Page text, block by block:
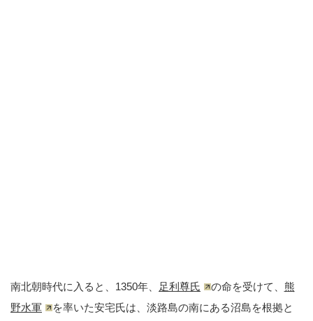
南北朝時代に入ると、1350年、 足利尊氏 の命を受けて、 熊
野水軍
を率いた安宅氏は、淡路島の南にある沼島を根拠と